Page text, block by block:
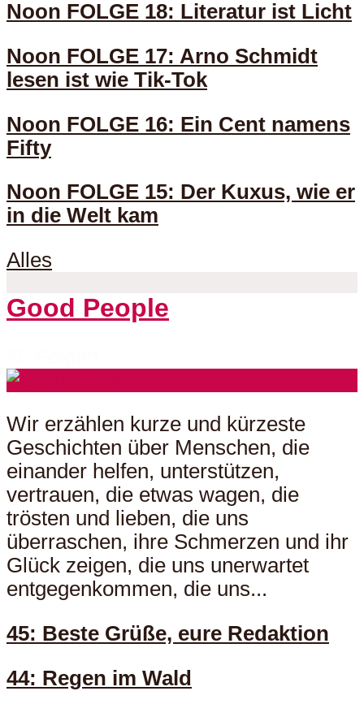
Noon FOLGE 18: Literatur ist Licht
Noon FOLGE 17: Arno Schmidt
lesen ist wie Tik-Tok
Noon FOLGE 16: Ein Cent namens
Fifty
Noon FOLGE 15: Der Kuxus, wie er
in die Welt kam
Alles
Good People
Wir erzählen kurze und kürzeste
Geschichten über Menschen, die
einander helfen, unterstützen,
vertrauen, die etwas wagen, die
trösten und lieben, die uns
überraschen, ihre Schmerzen und ihr
Glück zeigen, die uns unerwartet
entgegenkommen, die uns...
45: Beste Grüße, eure Redaktion
44: Regen im Wald